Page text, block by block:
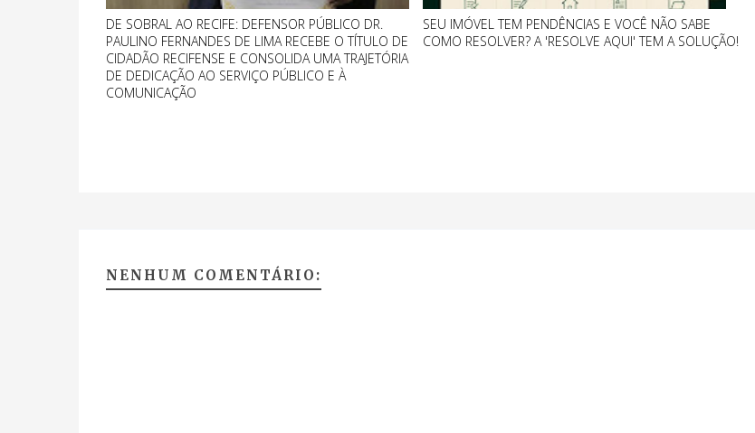
DE SOBRAL AO RECIFE: DEFENSOR PÚBLICO DR.
PAULINO FERNANDES DE LIMA RECEBE O TÍTULO DE
CIDADÃO RECIFENSE E CONSOLIDA UMA TRAJETÓRIA
DE DEDICAÇÃO AO SERVIÇO PÚBLICO E À
COMUNICAÇÃO
SEU IMÓVEL TEM PENDÊNCIAS E VOCÊ NÃO SABE
COMO RESOLVER? A 'RESOLVE AQUI' TEM A SOLUÇÃO!
NENHUM COMENTÁRIO: